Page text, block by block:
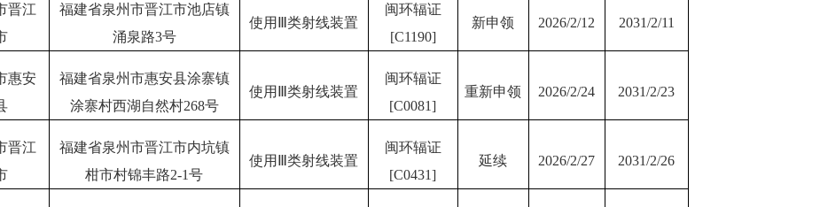
晋江
福建省泉州市晋江市池店镇
涌泉路3号
使用Ⅲ类射线装置
闽环辐证
[C1190]
新申领 2026/2/12 2031/2/11
惠安
福建省泉州市惠安县涂寨镇
涂寨村西湖自然村268号
使用Ⅲ类射线装置
闽环辐证
[C0081]
重新申领 2026/2/24 2031/2/23
晋江
福建省泉州市晋江市内坑镇
柑市村锦丰路2-1号
使用Ⅲ类射线装置
闽环辐证
[C0431]
延续 2026/2/27 2031/2/26